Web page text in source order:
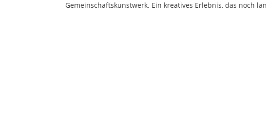
Gemeinschaftskunstwerk. Ein kreatives Erlebnis, das noch